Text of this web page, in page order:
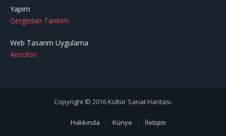
Yapım
Gergedan Tanıtım
Web Tasarım Uygulama
Ansolon
Copyright © 2016 Kültür Sanat Haritası.
Hakkında Künye İletişim